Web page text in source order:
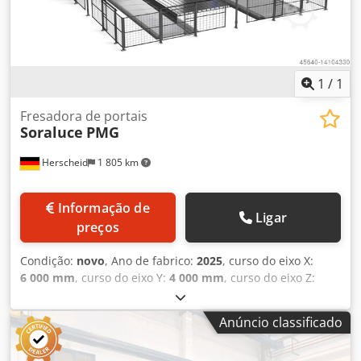
1 / 1
Herscheid 1 805 km
Fresadora de portais
Soraluce PMG
preços
Ligar
Condição: novo, Ano de fabrico: 2025, curso do eixo X:
6 000 mm, curso do eixo Y: 4 000 mm, curso do eixo Z:
, (distância entre colunas da máquina 3.520 mm)
Z= 1.500 mm Controlo Heidenhain Cjdpsqrq Emjfx Acmjrf
Motor em linha arrefecido a água 43 kW / 900 Nm Cabeça
de fresagem de indexação automática 6.000 min-1 / 2
Anúncio classificado